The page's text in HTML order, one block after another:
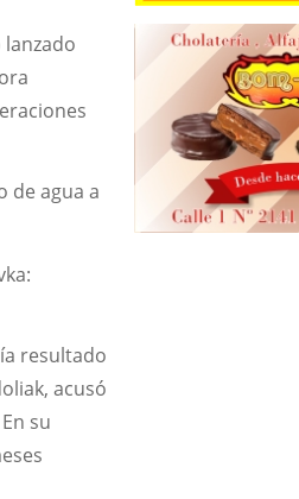
de agua a
resultado
acusó
su